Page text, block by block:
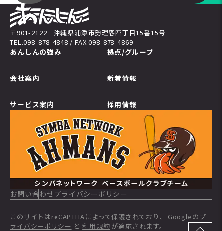
〒901-2122 沖縄県浦添市勢理客四丁目15番15号
TEL.098-878-4848 / FAX.098-878-4869
あんしんの強み
会社案内
サービス案内
拠点/グループ
新着情報
採用情報
お問い合わせプライバシーポリシー
このサイトはreCAPTHAによって保護されており、 Googleのプ
ライバシーポリシー と利用規約 が適応されます。